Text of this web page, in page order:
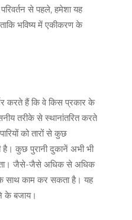
से पहले, हमेशा यह
भविष्य में एकीकरण के
करते हैं कि वे किस प्रकार के
तरीके से स्थानांतरित करते
को तारों से कुछ
कुछ पुरानी दुकानें अभी भी
होता। जैसे-जैसे अधिक से अधिक
के साथ काम कर सकता है। यह
के बजाय।